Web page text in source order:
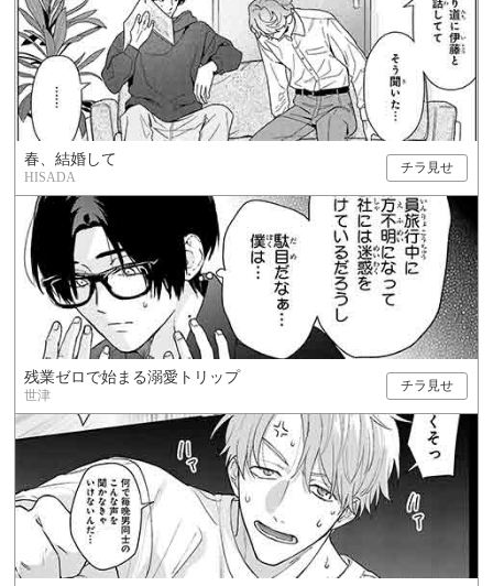
春、結婚して
HISADA
チラ見せ
残業ゼロで始まる溺愛トリップ
世津
チラ見せ